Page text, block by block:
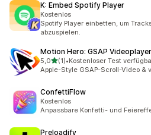
K: Embed Spotify Player
Kostenlos
Spotify Player einbetten, um
abzuspielen.
Motion Hero: GSAP Videoplayer
5,0von 5 Sternen
(1)
1 Rezensionen insgesamt
•Kostenloser Test
Apple-Style GSAP-Scroll-Video &
ConfettiFlow
Kostenlos
Anpassbare Konfetti- und
Preloadify